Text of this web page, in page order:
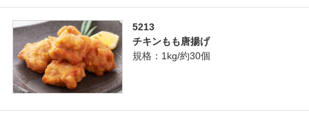
5213
チキンもも唐揚げ
規格：1kg/約30個